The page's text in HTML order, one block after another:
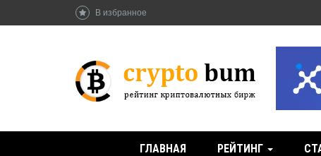
В избранное
ГЛАВНАЯ РЕЙТИНГ